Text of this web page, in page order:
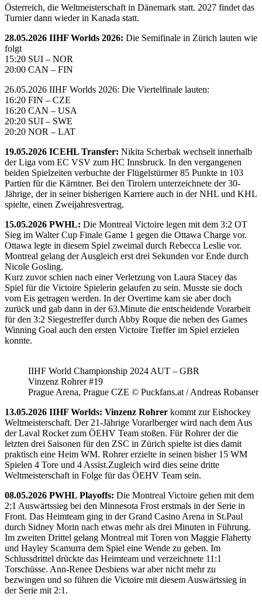
Österreich, die Weltmeisterschaft in Dänemark statt. 2027 findet das
Turnier dann wieder in Kanada statt.
28.05.2026 IIHF Worlds 2026: Die Semifinale in Zürich lauten wie
folgt
15:20 SUI – NOR
20:00 CAN – FIN
26.05.2026 IIHF Worlds 2026: Die Viertelfinale lauten:
16:20 FIN – CZE
16:20 CAN – USA
20:20 SUI – SWE
20:20 NOR – LAT
19.05.2026 ICEHL Transfer: Nikita Scherbak wechselt innerhalb
der Liga vom EC VSV zum HC Innsbruck. In den vergangenen
beiden Spielzeiten verbuchte der Flügelstürmer 85 Punkte in 103
Partien für die Kärntner. Bei den Tirolern unterzeichnete der 30-
Jährige, der in seiner bisherigen Karriere auch in der NHL und KHL
spielte, einen Zweijahresvertrag.
15.05.2026 PWHL: Die Montreal Victoire legen mit dem 3:2 OT
Sieg im Walter Cup Finale Game 1 gegen die Ottawa Charge vor.
Ottawa legte in diesem Spiel zweimal durch Rebecca Leslie vor.
Montreal gelang der Ausgleich erst drei Sekunden vor Ende durch
Nicole Gosling.
Kurz zuvor schien nach einer Verletzung von Laura Stacey das
Spiel für die Victoire Spielerin gelaufen zu sein. Musste sie doch
vom Eis getragen werden. In der Overtime kam sie aber doch
zurück und gab dann in der 63.Minute die entscheidende Vorarbeit
für den 3:2 Siegestreffer durch Abby Roque die neben des Games
Winning Goal auch den ersten Victoire Treffer im Spiel erzielen
konnte.
IIHF World Championship 2024 AUT – GBR
Vinzenz Rohrer #19
Prague Arena, Prague CZE © Puckfans.at / Andreas Robanser
13.05.2026 IIHF Worlds: Vinzenz Rohrer kommt zur Eishockey
Weltmeisterschaft. Der 21-Jährige Vorarlberger wird nach dem Aus
der Laval Rocket zum ÖEHV Team stoßen. Für Rohrer der die
letzten drei Saisonen für den ZSC in Zürich spielte ist dies damit
praktisch eine Heim WM. Rohrer erzielte in seinen bisher 15 WM
Spielen 4 Tore und 4 Assist.Zugleich wird dies seine dritte
Weltmeisterschaft in Folge für das ÖEHV Team sein.
08.05.2026 PWHL Playoffs: Die Montreal Victoire gehen mit dem
2:1 Auswärtssieg bei den Minnesota Frost erstmals in der Serie in
Front. Das Heimteam ging in der Grand Casino Arena in St.Paul
durch Sidney Morin nach etwas mehr als drei Minuten in Führung.
Im zweiten Drittel gelang Montreal mit Toren von Maggie Flaherty
und Hayley Scamurra dem Spiel eine Wende zu geben. Im
Schlussdrittel drückte das Heimteam und verzeichnete 11:1
Torschüsse. Ann-Renee Desbiens war aber nicht mehr zu
bezwingen und so führen die Victoire mit diesem Auswärtssieg in
der Serie mit 2:1.